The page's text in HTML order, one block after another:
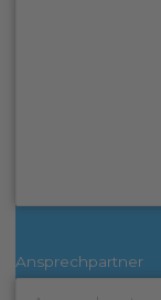
Ansprechpartner